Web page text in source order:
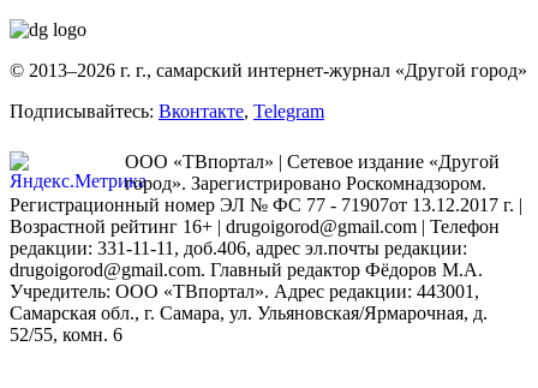
© 2013–2026 г. г., самарский интернет-журнал «Другой город»
Подписывайтесь: Вконтакте, Telegram
ООО «ТВпортал» | Сетевое издание «Другой
город». Зарегистрировано Роскомнадзором.
Регистрационный номер ЭЛ № ФС 77 - 71907от 13.12.2017 г. |
Возрастной рейтинг 16+ | drugoigorod@gmail.com | Телефон
редакции: 331-11-11, доб.406, адрес эл.почты редакции:
drugoigorod@gmail.com. Главный редактор Фёдоров М.А.
Учредитель: ООО «ТВпортал». Адрес редакции: 443001,
Самарская обл., г. Самара, ул. Ульяновская/Ярмарочная, д.
52/55, комн. 6